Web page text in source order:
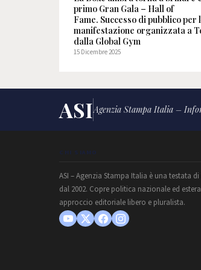
primo Gran Gala – Hall of
Fame. Successo di pubblico per
manifestazione organizzata a
dalla Global Gym
15 Dicembre 2025
ASIAgenzia Stampa Italia –
CHI SIAMO
ASI – Agenzia Stampa Italia è una testata
dal 2002. Copre politica nazionale ed
approccio editoriale libero e pluralista.